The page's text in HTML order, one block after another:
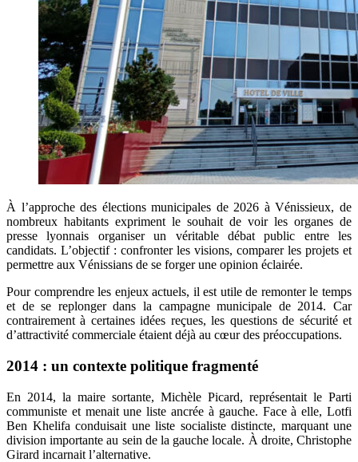
À l’approche des élections municipales de 2026 à Vénissieux, de
nombreux habitants expriment le souhait de voir les organes de
presse lyonnais organiser un véritable débat public entre les
candidats. L’objectif : confronter les visions, comparer les projets et
permettre aux Vénissians de se forger une opinion éclairée.
Pour comprendre les enjeux actuels, il est utile de remonter le temps
et de se replonger dans la campagne municipale de 2014. Car
contrairement à certaines idées reçues, les questions de sécurité et
d’attractivité commerciale étaient déjà au cœur des préoccupations.
2014 : un contexte politique fragmenté
En 2014, la maire sortante, Michèle Picard, représentait le Parti
communiste et menait une liste ancrée à gauche. Face à elle, Lotfi
Ben Khelifa conduisait une liste socialiste distincte, marquant une
division importante au sein de la gauche locale. À droite, Christophe
Girard incarnait l’alternative.